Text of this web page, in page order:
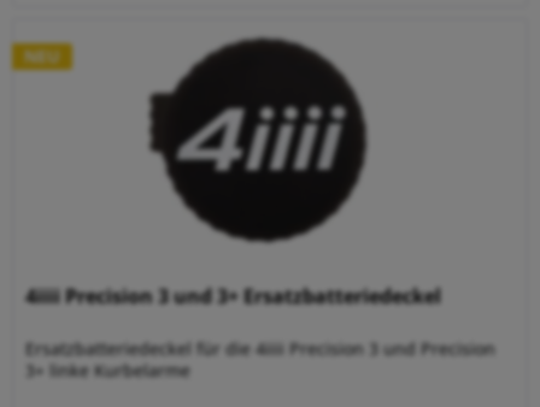
NEU
4iiii Precision 3 und 3+ Ersatzbatteriedeckel
Ersatzbatteriedeckel für die 4iiii Precision 3 und Precision
3+ linke Kurbelarme